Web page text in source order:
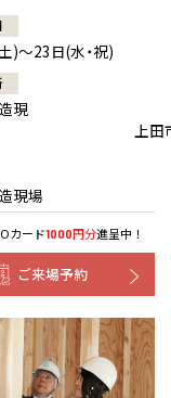
)～23日(水・祝)
現
上田
構造現場
カード1000円分進呈中！
ご来場予約